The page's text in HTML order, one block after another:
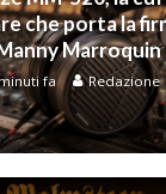
che porta la
Marroquin
fa Redazione